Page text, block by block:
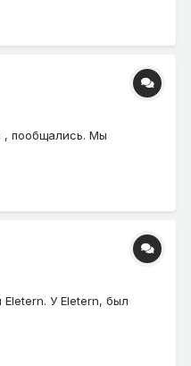
, пообщались. Мы
У Eletern, был